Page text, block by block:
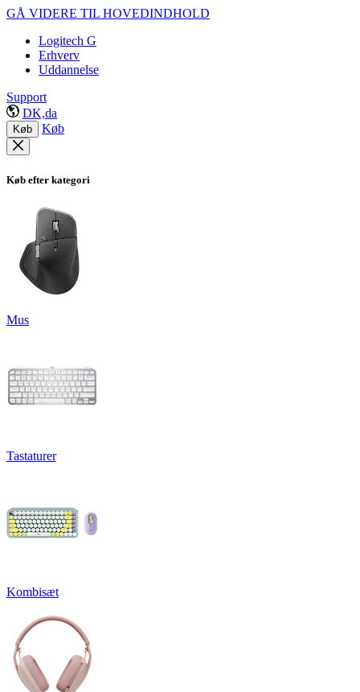
GÅ VIDERE TIL HOVEDINDHOLD
Logitech G
Erhverv
Uddannelse
Support
DK,da
Køb Køb
Køb efter kategori
Mus
Tastaturer
Kombisæt